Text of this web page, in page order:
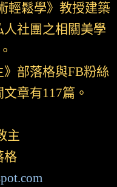
輕鬆學》教授建築
社團之相關美學
部落格與FB粉絲
章有117篇。
主
格